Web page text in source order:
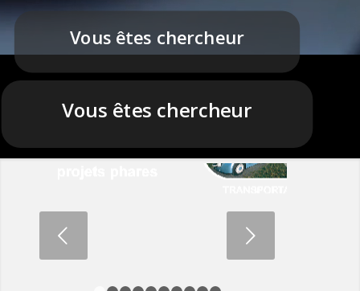
Vous êtes chercheur
Vous êtes chercheur